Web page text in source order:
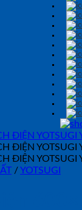
/YOTSUGI